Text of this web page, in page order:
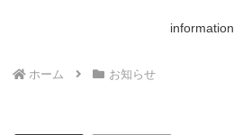
information
ホーム お知らせ